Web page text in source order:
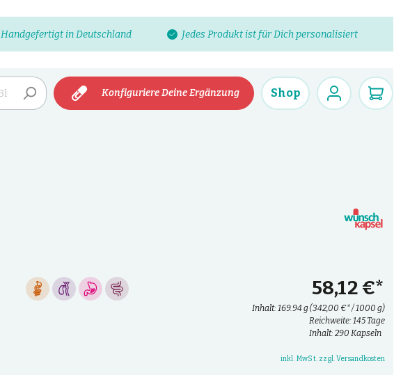
Handgefertigt in Deutschland Jedes Produkt ist für Dich personalisiert
Konfiguriere Deine Ergänzung Shop
58,12 €*
Inhalt: 169.94 g(342,00 €* / 1000 g)
Reichweite: 145 Tage
Inhalt: 290 Kapseln
inkl. MwSt. zzgl. Versandkosten